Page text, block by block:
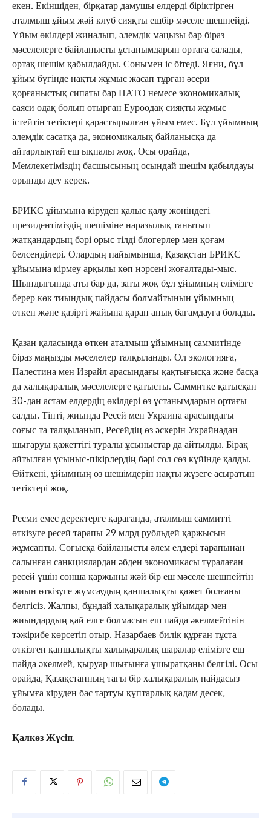
ОҚИҒА
екен. Екіншіден, бірқатар дамушы елдерді біріктірген
аталмыш ұйым жәй клуб сияқты ешбір мәселе шешпейді.
Ұйым өкілдері жиналып, әлемдік маңызы бар біраз
мәселелерге байланысты ұстанымдарын ортаға салады,
ортақ шешім қабылдайды. Сонымен іс бітеді. Яғни, бұл
ұйым бүгінде нақты жұмыс жасап тұрған әсери
қорғаныстық сипаты бар НАТО немесе экономикалық
саяси одақ болып отырған Еуроодақ сияқты жұмыс
істейтін тетіктері қарастырылған ұйым емес. Бұл ұйымның
әлемдік сасатқа да, экономикалық байланысқа да
айтарлықтай еш ықпалы жоқ. Осы орайда,
Мемлекетіміздің басшысының осындай шешім қабылдауы
орынды деу керек.
БРИКС ұйымына кіруден қалыс қалу жөніндегі
президентіміздің шешіміне наразылық танытып
жатқандардың бәрі орыс тілді блогерлер мен қоғам
белсенділері. Олардың пайымынша, Қазақстан БРИКС
ұйымына кірмеу арқылы көп нәрсені жоғалтады-мыс.
Шындығында аты бар да, заты жоқ бұл ұйымның елімізге
берер көк тиындық пайдасы болмайтынын ұйымның
өткен және қазіргі жайына қарап анық бағамдауға болады.
Қазан қаласында өткен аталмыш ұйымның саммитінде
біраз маңызды мәселелер талқыланды. Ол экологияға,
Палестина мен Израйл арасындағы қақтығысқа және басқа
да халықаралық мәселелерге қатысты. Саммитке қатысқан
30-дан астам елдердің өкілдері өз ұстанымдарын ортағы
салды. Тіпті, жиында Ресей мен Украина арасындағы
соғыс та талқыланып, Ресейдің өз әскерін Украйнадан
шығаруы қажеттігі туралы ұсыныстар да айтылды. Бірақ
айтылған ұсыныс-пікірлердің бәрі сол сөз күйінде қалды.
Өйткені, ұйымның өз шешімдерін нақты жүзеге асыратын
тетіктері жоқ.
Ресми емес деректерге қарағанда, аталмыш саммитті
өткізуге ресей тарапы 29 млрд рубльдей қаржысын
жұмсапты. Соғысқа байланысты әлем елдері тарапынан
салынған санкциялардан әбден экономикасы тұралаған
ресей үшін сонша қаржыны жәй бір еш мәселе шешпейтін
жиын өткізуге жұмсаудың қаншалықты қажет болғаны
белгісіз. Жалпы, бұндай халықаралық ұйымдар мен
жиындардың қай елге болмасын еш пайда әкелмейтінін
тәжірибе көрсетіп отыр. Назарбаев билік құрған тұста
өткізген қаншалықты халықаралық шаралар елімізге еш
пайда әкелмей, қыруар шығынға ұшыратқаны белгілі. Осы
орайда, Қазақстанның тағы бір халықаралық пайдасыз
ұйымға кіруден бас тартуы құптарлық қадам десек,
болады.
Қалкөз Жүсіп.